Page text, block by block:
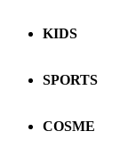
KIDS
SPORTS
COSME